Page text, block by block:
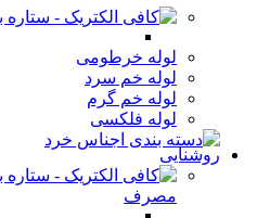
لوله خرطومی
لوله خم سرد
لوله خم گرم
لوله فلکسی
روشنایی
مصرف